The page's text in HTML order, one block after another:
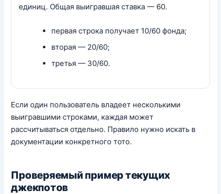
единиц. Общая выигравшая ставка — 60.
первая строка получает 10/60 фонда;
вторая — 20/60;
третья — 30/60.
Если один пользователь владеет несколькими
выигравшими строками, каждая может
рассчитываться отдельно. Правило нужно искать в
документации конкретного тото.
Проверяемый пример текущих
джекпотов